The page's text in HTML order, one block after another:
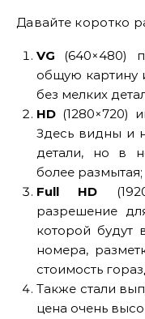
Давайте коротко
VG (640×480)
общую картину
без мелких
HD (1280×720)
Здесь видны и
детали, но в
более размытая;
Full HD
разрешение
которой
номера,
стоимость
Также стали
цена очень